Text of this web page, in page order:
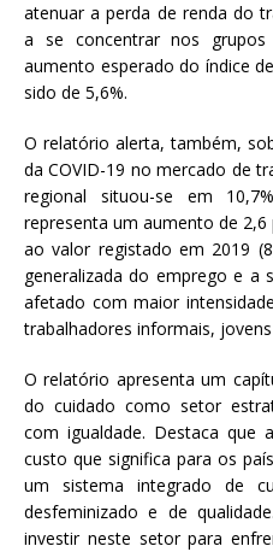
atenuar a perda de renda do
a se concentrar nos
aumento esperado do índice
sido de 5,6%.
O relatório alerta, também,
da COVID-19 no mercado de
regional situou-se em
representa um aumento de
ao valor registado em 2019
generalizada do emprego e a
afetado com maior
trabalhadores informais,
O relatório apresenta um
do cuidado como setor
com igualdade. Destaca que
custo que significa para os
um sistema integrado de
desfeminizado e de
investir neste setor para